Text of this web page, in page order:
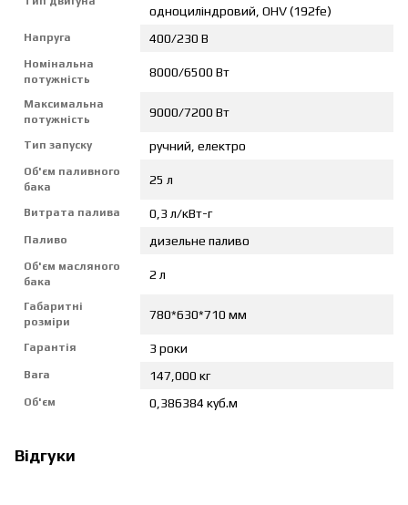
одноциліндровий, OHV (192fe)
Напруга 400/230 В
Номінальна
потужність
8000/6500 Вт
Максимальна
потужність
9000/7200 Вт
Тип запуску ручний, електро
Об'єм паливного
бака
25 л
Витрата палива 0,3 л/кВт-г
Паливо дизельне паливо
Об'єм масляного
бака
2 л
Габаритні
розміри
780*630*710 мм
Гарантія 3 роки
Вага 147,000 кг
Об'єм 0,386384 куб.м
Відгуки